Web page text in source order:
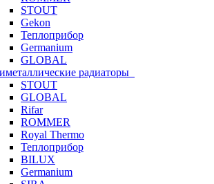
STOUT
Gekon
Теплоприбор
Germanium
GLOBAL
радиаторы
STOUT
GLOBAL
Rifar
ROMMER
Royal Thermo
Теплоприбор
BILUX
Germanium